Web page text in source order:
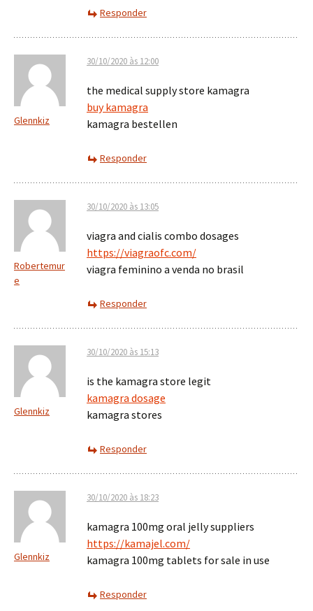
Responder
Glennkiz
30/10/2020 às 12:00
the medical supply store kamagra
buy kamagra
kamagra bestellen
Responder
Robertemur
e
30/10/2020 às 13:05
viagra and cialis combo dosages
https://viagraofc.com/
viagra feminino a venda no brasil
Responder
Glennkiz
30/10/2020 às 15:13
is the kamagra store legit
kamagra dosage
kamagra stores
Responder
Glennkiz
30/10/2020 às 18:23
kamagra 100mg oral jelly suppliers
https://kamajel.com/
kamagra 100mg tablets for sale in use
Responder